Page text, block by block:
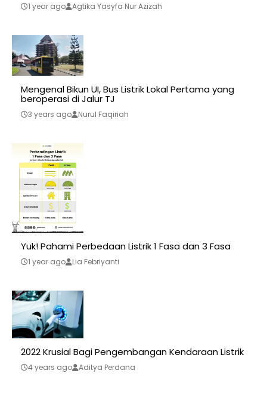
1 year ago Agtika Yasyfa Nur Azizah
Mengenal Bikun UI, Bus Listrik Lokal Pertama yang
beroperasi di Jalur TJ
3 years ago Nurul Faqiriah
Yuk! Pahami Perbedaan Listrik 1 Fasa dan 3 Fasa
1 year ago Lia Febriyanti
2022 Krusial Bagi Pengembangan Kendaraan Listrik
4 years ago Aditya Perdana